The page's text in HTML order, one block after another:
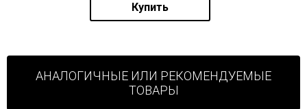
Купить
АНАЛОГИЧНЫЕ ИЛИ РЕКОМЕНДУЕМЫЕ
ТОВАРЫ